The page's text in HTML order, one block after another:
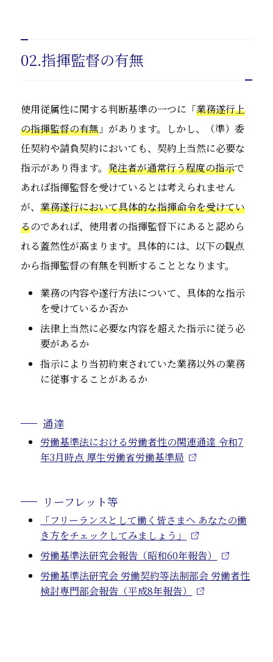
02.指揮監督の有無
使用従属性に関する判断基準の一つに「業務遂行上
の指揮監督の有無 」があります。しかし、（準）委
任契約や請負契約においても、契約上当然に必要な
指示があり得ます。発注者が通常行う程度の指示で
あれば指揮監督を受けているとは考えられません
が、業務遂行において具体的な指揮命令を受けてい
るのであれば、使用者の指揮監督下にあると認めら
れる蓋然性が高まります。具体的には、以下の観点
から指揮監督の有無を判断することとなります。
業務の内容や遂行方法について、具体的な指示
を受けているか否か
法律上当然に必要な内容を超えた指示に従う必
要があるか
指示により当初約束されていた業務以外の業務
に従事することがあるか
通達
労働基準法における労働者性の関連通達 令和7
年3月時点 厚生労働省労働基準局
リーフレット等
「フリーランスとして働く皆さまへ あなたの働
き方をチェックしてみましょう」
労働基準法研究会報告（昭和60年報告）
労働基準法研究会 労働契約等法制部会 労働者性
検討専門部会報告（平成8年報告）